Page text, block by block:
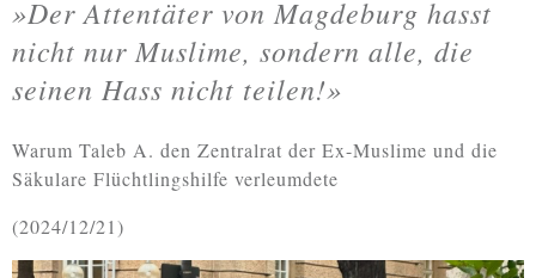
Dates
Archive
Links
Imprint
»Der Attentäter von Magdeburg hasst
nicht nur Muslime, sondern alle, die
seinen Hass nicht teilen!»
Warum Taleb A. den Zentralrat der Ex-Muslime und die
Säkulare Flüchtlingshilfe verleumdete
2024/12/21